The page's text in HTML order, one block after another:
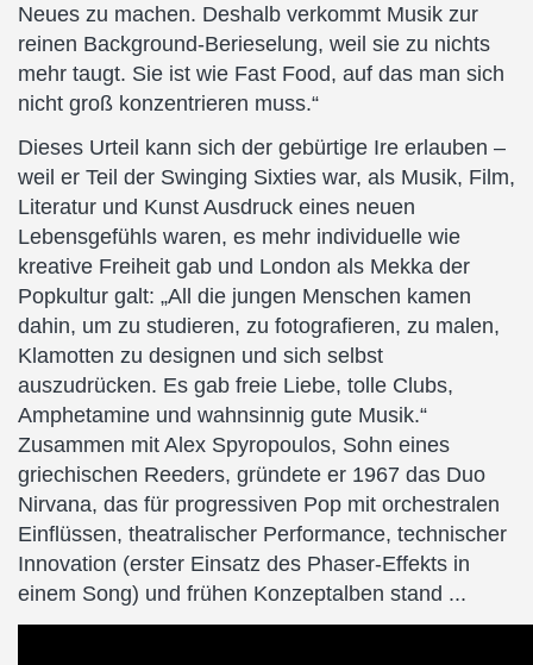
Neues zu machen. Deshalb verkommt Musik zur
reinen Background-Berieselung, weil sie zu nichts
mehr taugt. Sie ist wie Fast Food, auf das man sich
nicht groß konzentrieren muss.“
Dieses Urteil kann sich der gebürtige Ire erlauben –
weil er Teil der Swinging Sixties war, als Musik, Film,
Literatur und Kunst Ausdruck eines neuen
Lebensgefühls waren, es mehr individuelle wie
kreative Freiheit gab und London als Mekka der
Popkultur galt: „All die jungen Menschen kamen
dahin, um zu studieren, zu fotografieren, zu malen,
Klamotten zu designen und sich selbst
auszudrücken. Es gab freie Liebe, tolle Clubs,
Amphetamine und wahnsinnig gute Musik.“
Zusammen mit Alex Spyropoulos, Sohn eines
griechischen Reeders, gründete er 1967 das Duo
Nirvana, das für progressiven Pop mit orchestralen
Einflüssen, theatralischer Performance, technischer
Innovation (erster Einsatz des Phaser-Effekts in
einem Song) und frühen Konzeptalben stand ...